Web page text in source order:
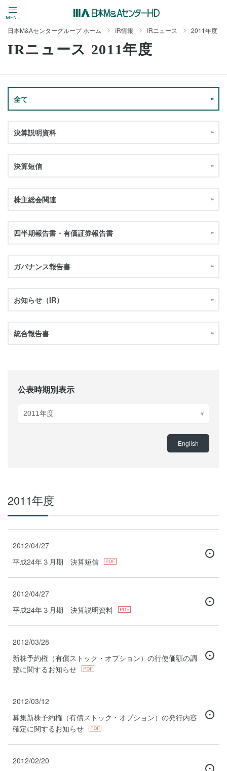
MENU
日本M&Aセンターグループ ホーム IR情報 IRニュース 2011年度
IRニュース 2011年度
全て
決算説明資料
決算短信
株主総会関連
四半期報告書・有価証券報告書
ガバナンス報告書
お知らせ（IR）
統合報告書
公表時期別表示
English
2011年度
2012/04/27
平成24年３月期 決算短信
2012/04/27
平成24年３月期 決算説明資料
2012/03/28
新株予約権（有償ストック・オプション）の行使価額の調
整に関するお知らせ
2012/03/12
募集新株予約権（有償ストック・オプション）の発行内容
確定に関するお知らせ
2012/02/20